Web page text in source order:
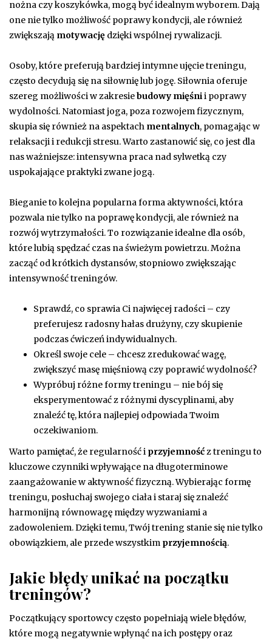
nożna czy koszykówka, mogą być idealnym wyborem. Dają
one nie tylko możliwość poprawy kondycji, ale również
zwiększają motywację dzięki wspólnej rywalizacji.
Osoby, które preferują bardziej intymne ujęcie treningu,
często decydują się na siłownię lub jogę. Siłownia oferuje
szereg możliwości w zakresiebudowy mięśnii poprawy
wydolności. Natomiast joga, poza rozwojem fizycznym,
skupia się również na aspektach mentalnych, pomagając w
relaksacji i redukcji stresu. Warto zastanowić się, co jest dla
nas ważniejsze: intensywna praca nad sylwetką czy
uspokajające praktyki zwane jogą.
Bieganie to kolejna popularna forma aktywności, która
pozwala nie tylko na poprawę kondycji, ale również na
rozwój wytrzymałości. To rozwiązanie idealne dla osób,
które lubią spędzać czas na świeżym powietrzu. Można
zacząć od krótkich dystansów, stopniowo zwiększając
intensywność treningów.
Sprawdź, co sprawia Ci najwięcej radości – czy
preferujesz radosny hałas drużyny, czy skupienie
podczas ćwiczeń indywidualnych.
Określ swoje cele – chcesz zredukować wagę,
zwiększyć masę mięśniową czy poprawić wydolność?
Wypróbuj różne formy treningu – nie bój się
eksperymentować z różnymi dyscyplinami, aby
znaleźć tę, która najlepiej odpowiada Twoim
oczekiwaniom.
Warto pamiętać, że regularność i przyjemnośćz treningu to
kluczowe czynniki wpływające na długoterminowe
zaangażowanie w aktywność fizyczną. Wybierając formę
treningu, posłuchaj swojego ciała i staraj się znaleźć
harmonijną równowagę między wyzwaniami a
zadowoleniem. Dzięki temu, Twój trening stanie się nie tylko
obowiązkiem, ale przede wszystkim przyjemnością.
Jakie błędy unikać na początku
treningów?
Początkujący sportowcy często popełniają wiele błędów,
które mogą negatywnie wpłynąć na ich postępy oraz